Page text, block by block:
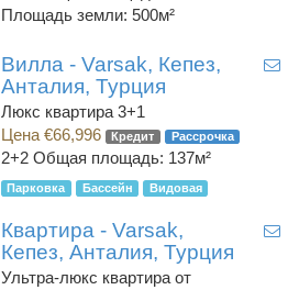
Площадь земли: 500м²
Вилла - Varsak, Кепез,
Анталия, Турция
Люкс квартира 3+1
Цена €66,996
Кредит Рассрочка
2+2 Общая площадь: 137м²
Парковка Бассейн Видовая
Квартира - Varsak,
Кепез, Анталия, Турция
Ультра-люкс квартира от